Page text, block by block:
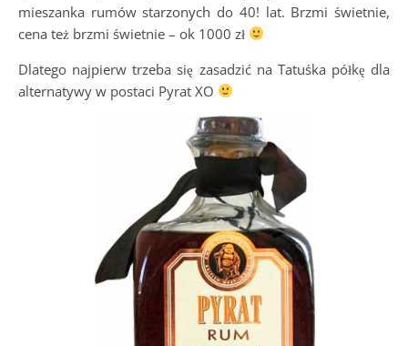
mieszanka rumów starzonych do 40! lat. Brzmi świetnie,
cena też brzmi świetnie – ok 1000 zł
Dlatego najpierw trzeba się zasadzić na Tatuśka półkę dla
alternatywy w postaci Pyrat XO